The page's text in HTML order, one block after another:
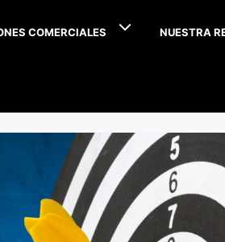
COMERCIALES NUESTRA